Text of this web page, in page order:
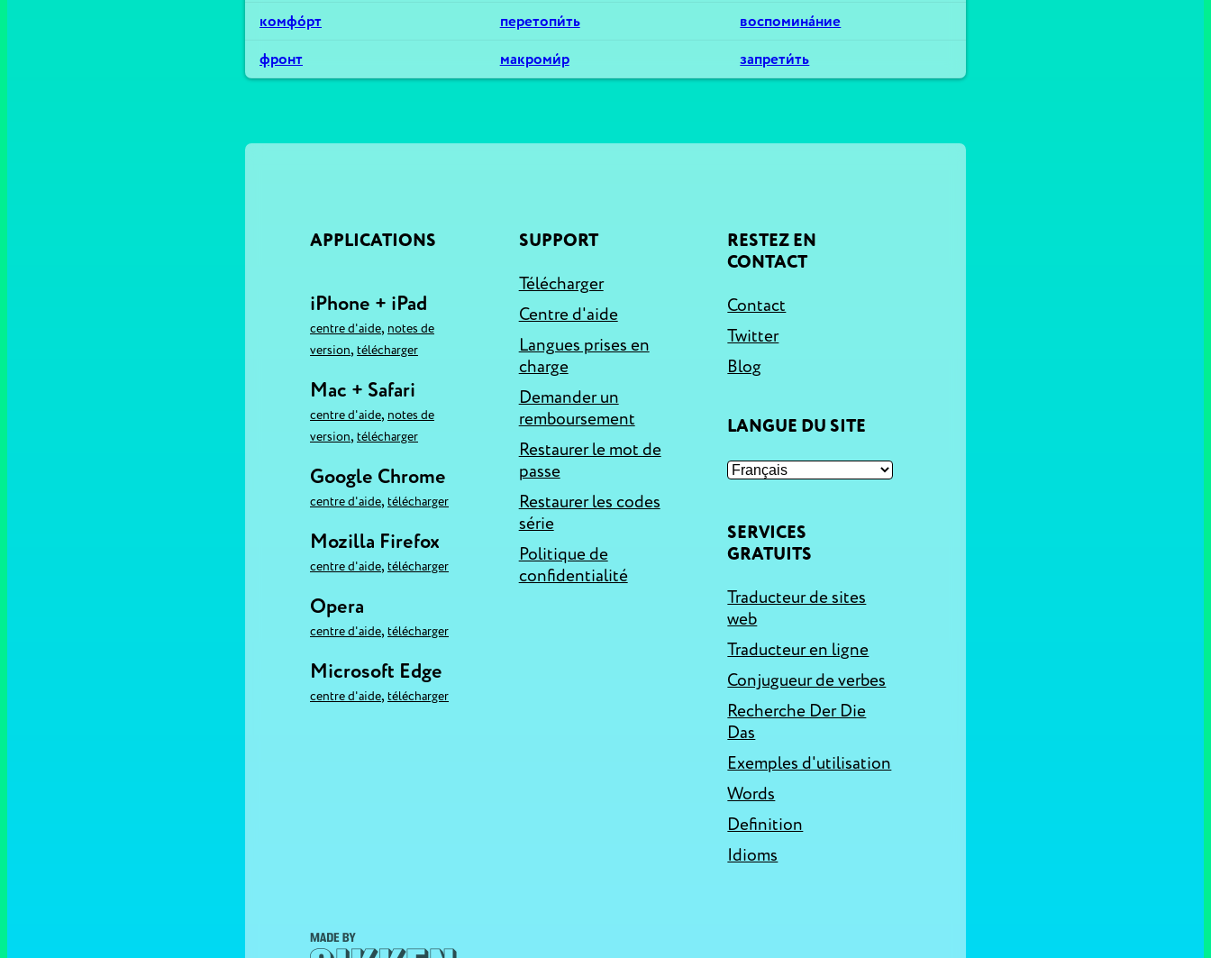
комфо́рт
перетопи́ть
воспомина́ние
фронт
макроми́р запрети́ть
APPLICATIONS
iPhone + iPad
centre d'aide, notes de
version, télécharger
Mac + Safari
centre d'aide, notes de
version, télécharger
Google Chrome
centre d'aide, télécharger
Mozilla Firefox
centre d'aide, télécharger
Opera
centre d'aide, télécharger
Microsoft Edge
centre d'aide, télécharger
SUPPORT
Télécharger
Centre d'aide
Langues prises en
charge
Demander un
remboursement
Restaurer le mot de
passe
Restaurer les codes
série
Politique de
confidentialité
RESTEZ EN
CONTACT
Contact
Twitter
Blog
LANGUE DU SITE
SERVICES
GRATUITS
Traducteur de sites
web
Traducteur en ligne
Conjugueur de verbes
Recherche Der Die
Das
Exemples d'utilisation
Words
Definition
Idioms